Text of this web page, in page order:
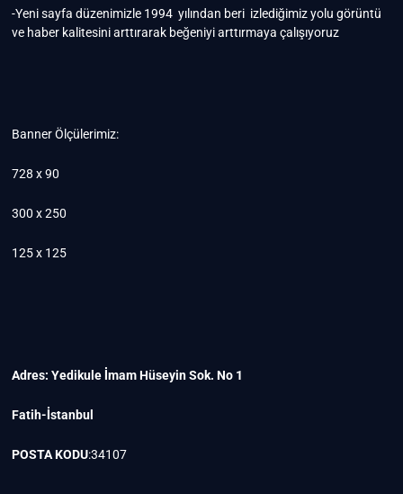
-Yeni sayfa düzenimizle 1994 yılından beri izlediğimiz yolu görüntü
ve haber kalitesini arttırarak beğeniyi arttırmaya çalışıyoruz
Banner Ölçülerimiz:
728 x 90
300 x 250
125 x 125
Adres: Yedikule İmam Hüseyin Sok. No 1
Fatih-İstanbul
POSTA KODU:34107